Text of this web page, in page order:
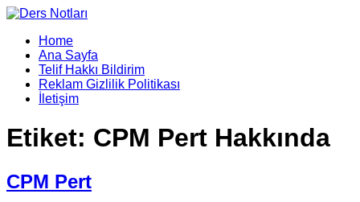
Home
Ana Sayfa
Telif Hakkı Bildirim
Reklam Gizlilik Politikası
İletişim
Etiket: CPM Pert Hakkında
CPM Pert